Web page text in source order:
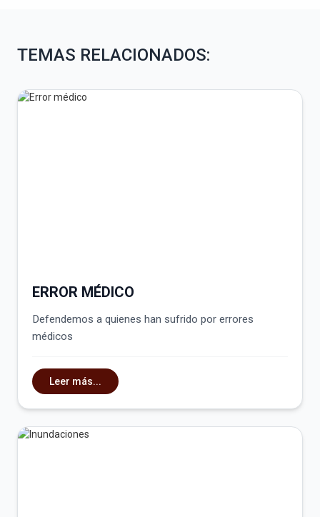
TEMAS RELACIONADOS:
ERROR MÉDICO
Defendemos a quienes han sufrido por errores
médicos
Leer más...